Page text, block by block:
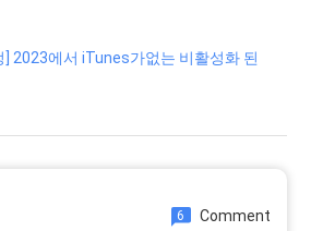
] 2023에서 iTunes가없는 비활성화 된
6 Comment